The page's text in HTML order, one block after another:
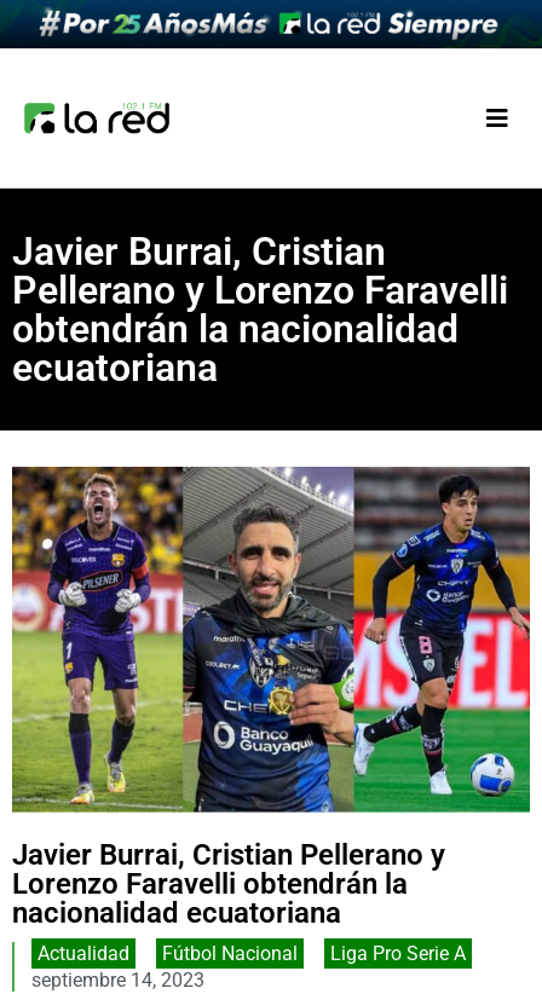
Javier Burrai, Cristian
Pellerano y Lorenzo Faravelli
obtendrán la nacionalidad
ecuatoriana
Javier Burrai, Cristian Pellerano y
Lorenzo Faravelli obtendrán la
nacionalidad ecuatoriana
Actualidad Fútbol Nacional
Liga Pro Serie A
septiembre 14, 2023